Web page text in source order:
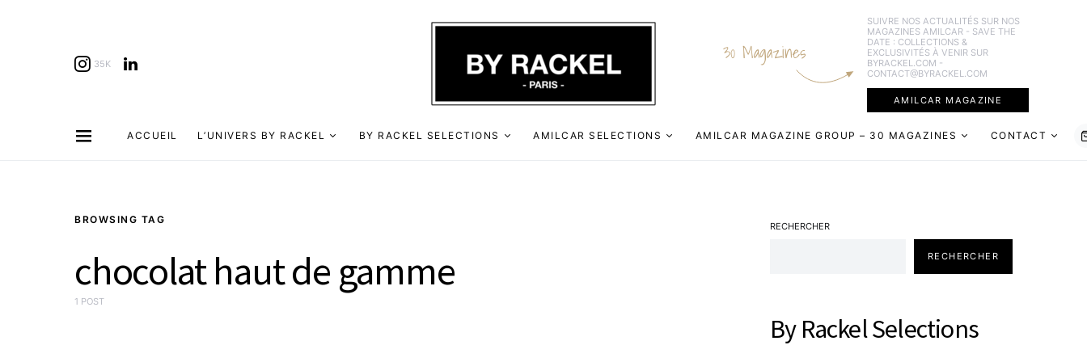
35K 30 Magazines
SUIVRE NOS ACTUALITÉS SUR NOS
MAGAZINES AMILCAR - SAVE THE
DATE : COLLECTIONS &
EXCLUSIVITÉS À VENIR SUR
BYRACKEL.COM -
CONTACT@BYRACKEL.COM
AMILCAR MAGAZINE
ACCUEIL L’UNIVERS BY RACKEL BY RACKEL SELECTIONS AMILCAR SELECTIONS AMILCAR MAGAZINE GROUP – 30 MAGAZINES CONTACT
BROWSING TAG
chocolat haut de gamme
1 POST
RECHERCHER
RECHERCHER
By Rackel Selections